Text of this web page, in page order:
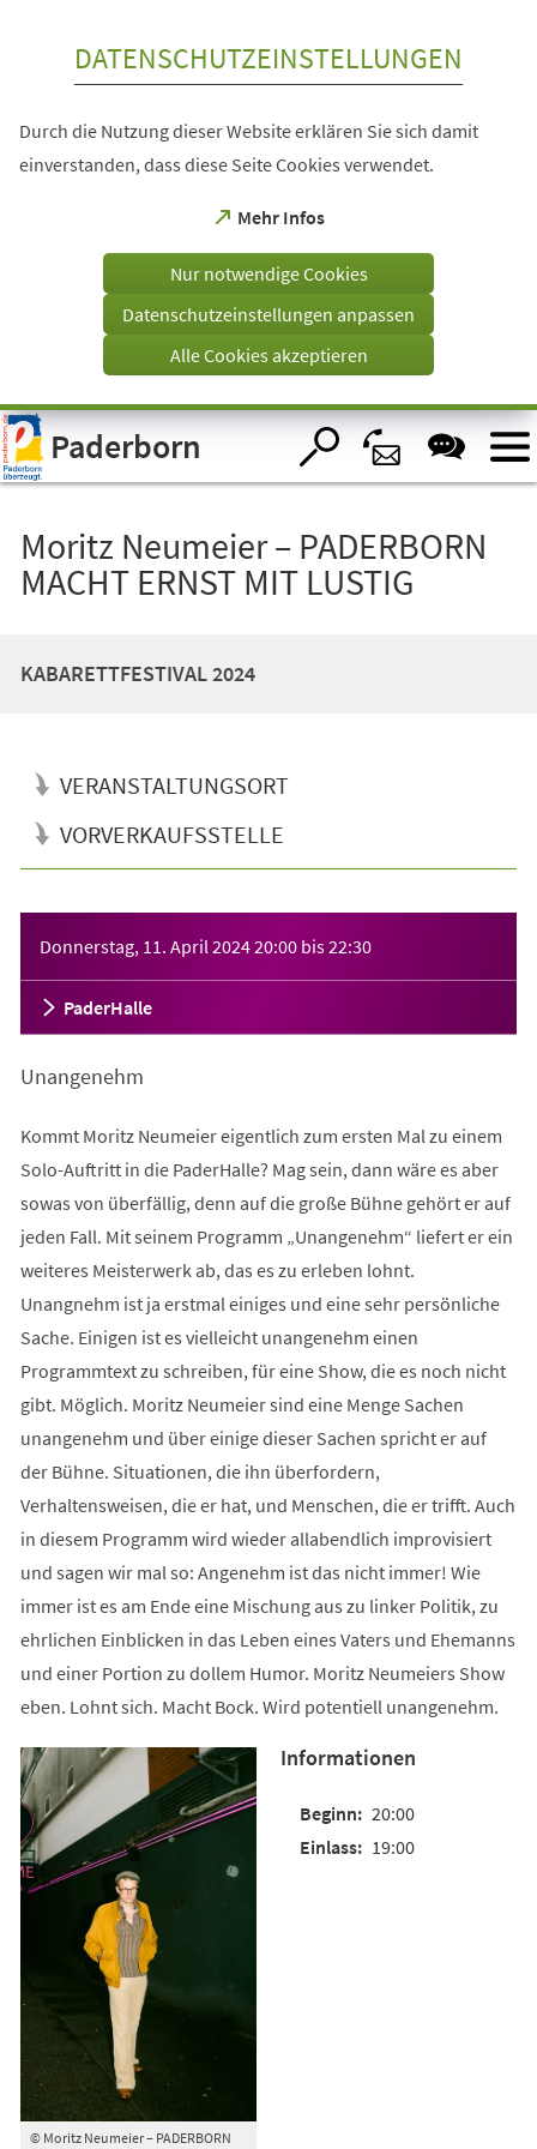
Visuelle
Assistenzsoftware
öffnen.
DATENSCHUTZEINSTELLUNGEN
Durch die Nutzung dieser Website erklären Sie sich damit
einverstanden, dass diese Seite Cookies verwendet.
Mehr Infos
(Öffnet
einem
Tab)
Nur notwendige Cookies
Datenschutzeinstellungen anpassen
Alle Cookies akzeptieren
Paderborn
Moritz Neumeier – PADERBORN
MACHT ERNST MIT LUSTIG
KABARETTFESTIVAL 2024
VERANSTALTUNGSORT
VORVERKAUFSSTELLE
Donnerstag, 11. April 202420:00 bis22:30
PaderHalle
Unangenehm
Kommt Moritz Neumeier eigentlich zum ersten Mal zu einem
Solo-Auftritt in die PaderHalle? Mag sein, dann wäre es aber
sowas von überfällig, denn auf die große Bühne gehört er auf
jeden Fall. Mit seinem Programm „Unangenehm“ liefert er ein
weiteres Meisterwerk ab, das es zu erleben lohnt.
Unangnehm ist ja erstmal einiges und eine sehr persönliche
Sache. Einigen ist es vielleicht unangenehm einen
Programmtext zu schreiben, für eine Show, die es noch nicht
gibt. Möglich. Moritz Neumeier sind eine Menge Sachen
unangenehm und über einige dieser Sachen spricht er auf
der Bühne. Situationen, die ihn überfordern,
Verhaltensweisen, die er hat, und Menschen, die er trifft. Auch
in diesem Programm wird wieder allabendlich improvisiert
und sagen wir mal so: Angenehm ist das nicht immer! Wie
immer ist es am Ende eine Mischung aus zu linker Politik, zu
ehrlichen Einblicken in das Leben eines Vaters und Ehemanns
und einer Portion zu dollem Humor. Moritz Neumeiers Show
eben. Lohnt sich. Macht Bock. Wird potentiell unangenehm.
© Moritz Neumeier – PADERBORN
Informationen
20:00
19:00